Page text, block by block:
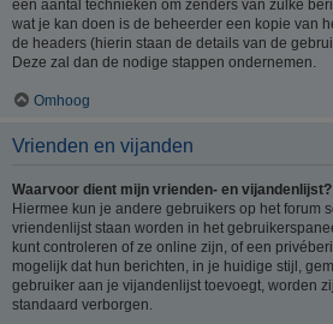
een aantal technieken om zenders van zulke
wat je kan doen is de beheerder een kopie van
de headers (hierin staan de details van de
Deze zal dan de nodige stappen ondernemen.
Omhoog
Vrienden en vijanden
Waarvoor dient mijn vrienden- en vijandenlijst?
Hiermee kun je andere gebruikers op het forum
vriendenlijst staan worden in het
kunt controleren of ze online zijn, of een
mogelijk dat hun berichten, in je huidige stijl,
gebruiker aan je vijandenlijst toevoegt, worden
standaard verborgen.